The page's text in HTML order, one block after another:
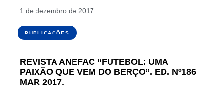
1 de dezembro de 2017
PUBLICAÇÕES
REVISTA ANEFAC “FUTEBOL: UMA
PAIXÃO QUE VEM DO BERÇO”. ED. Nº186
MAR 2017.